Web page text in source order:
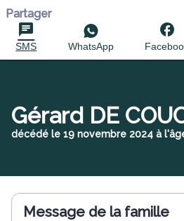
Partager
SMS WhatsApp
Gérard DE
décédé le 19 novembre 2024 à
Message de la famille